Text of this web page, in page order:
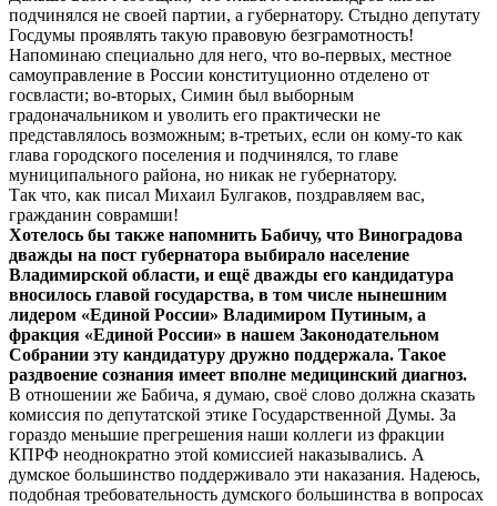
подчинялся не своей партии, а губернатору. Стыдно депутату
Госдумы проявлять такую правовую безграмотность!
Напоминаю специально для него, что во-первых, местное
самоуправление в России конституционно отделено от
госвласти; во-вторых, Симин был выборным
градоначальником и уволить его практически не
представлялось возможным; в-третьих, если он кому-то как
глава городского поселения и подчинялся, то главе
муниципального района, но никак не губернатору.
Так что, как писал Михаил Булгаков, поздравляем вас,
гражданин соврамши!
Хотелось бы также напомнить Бабичу, что Виноградова
дважды на пост губернатора выбирало население
Владимирской области, и ещё дважды его кандидатура
вносилось главой государства, в том числе нынешним
лидером «Единой России» Владимиром Путиным, а
фракция «Единой России» в нашем Законодательном
Собрании эту кандидатуру дружно поддержала. Такое
раздвоение сознания имеет вполне медицинский диагноз.
В отношении же Бабича, я думаю, своё слово должна сказать
комиссия по депутатской этике Государственной Думы. За
гораздо меньшие прегрешения наши коллеги из фракции
КПРФ неоднократно этой комиссией наказывались. А
думское большинство поддерживало эти наказания. Надеюсь,
подобная требовательность думского большинства в вопросах